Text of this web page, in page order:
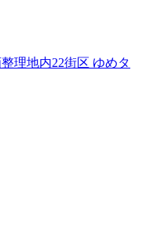
理地内22街区 ゆめタ